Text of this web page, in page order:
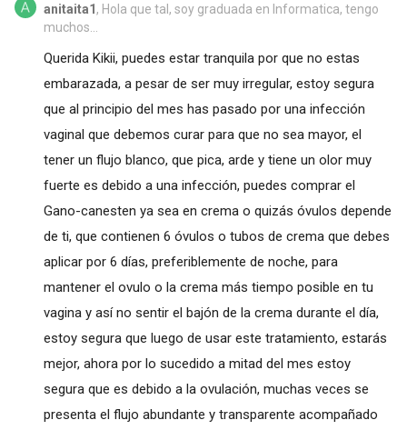
anitaita1 , Hola que tal, soy graduada en Informatica, tengo
muchos...
Querida Kikii, puedes estar tranquila por que no estas
embarazada, a pesar de ser muy irregular, estoy segura
que al principio del mes has pasado por una infección
vaginal que debemos curar para que no sea mayor, el
tener un flujo blanco, que pica, arde y tiene un olor muy
fuerte es debido a una infección, puedes comprar el
Gano-canesten ya sea en crema o quizás óvulos depende
de ti, que contienen 6 óvulos o tubos de crema que debes
aplicar por 6 días, preferiblemente de noche, para
mantener el ovulo o la crema más tiempo posible en tu
vagina y así no sentir el bajón de la crema durante el día,
estoy segura que luego de usar este tratamiento, estarás
mejor, ahora por lo sucedido a mitad del mes estoy
segura que es debido a la ovulación, muchas veces se
presenta el flujo abundante y transparente acompañado